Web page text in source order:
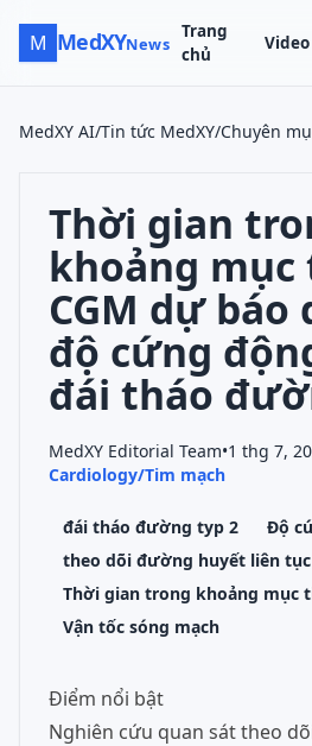
M MedXYNews
Trang
chủ
Video
MedXY AI/Tin tức MedXY/Chuyên
Thời gian
khoảng
CGM dự báo
độ cứng
đái tháo
MedXY Editorial Team•1 thg 7,
Cardiology/Tim mạch
đái tháo đường typ 2
Độ
theo dõi đường huyết liên tục
Thời gian trong khoảng mục
Vận tốc sóng mạch
Điểm nổi bật
Nghiên cứu quan sát theo